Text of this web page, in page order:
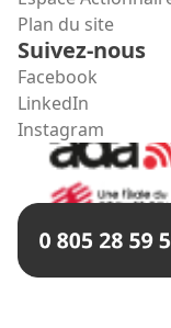
Plan du site
Suivez-nous
Facebook
LinkedIn
Instagram